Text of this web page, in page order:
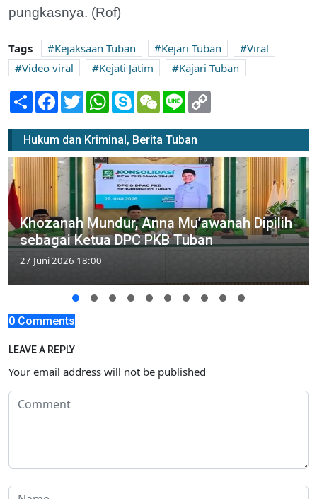
pungkasnya. (Rof)
Tags Kejaksaan Tuban Kejari Tuban
Viral
Video viral
Kejati Jatim
Kajari Tuban
Share Facebook
TwitterWhatsApp
SkypeWeChatLine
Hukum dan Kriminal, Berita Tuban
Khozanah Mundur, Anna Mu’awanah Dipilih
sebagai Ketua DPC PKB Tuban
27 Juni 2026 18:00
0 Comments
LEAVE A REPLY
Your email address will not be published